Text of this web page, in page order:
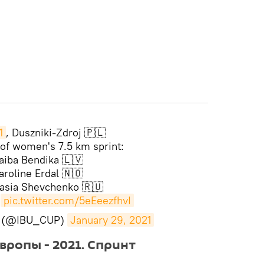
, Duszniki-Zdroj 🇵🇱
women's 7.5 km sprint:
Bendika 🇱🇻
Erdal 🇳🇴
Shevchenko 🇷🇺
pic.twitter.com/5eEeezfhvI
January 29, 2021
- 2021. Спринт